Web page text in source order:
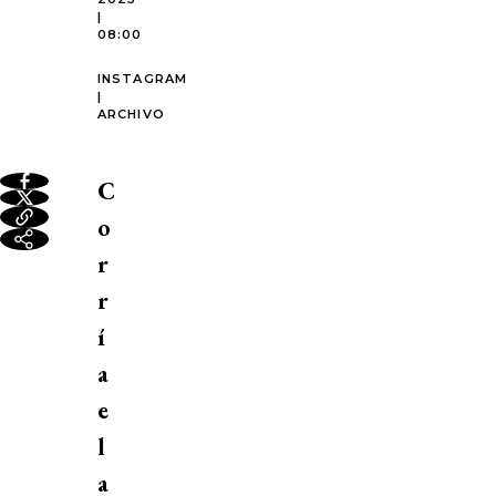
|
08:00
INSTAGRAM
|
ARCHIVO
C
o
r
r
í
a
e
l
a